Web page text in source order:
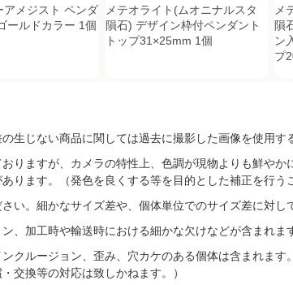
アメジスト ペンダ
ールドカラー 1個
メテオライト(ムオニナルスタ
隕石) デザイン枠付ペンダント
トップ31×25mm 1個
メ
隕
ン
プ
生じない商品に関しては過去に撮影した画像を使用す
りますが、カメラの特性上、色調が現物よりも鮮や
ります。（発色を良くする等を目的とした補正を行う
い。細かなサイズ差や、個体単位でのサイズ差に対し
、加工時や輸送時における細かな欠けなどが含まれま
クルージョン、歪み、穴カケのある個体は含まれま
交換等の対応は致しかねます。）